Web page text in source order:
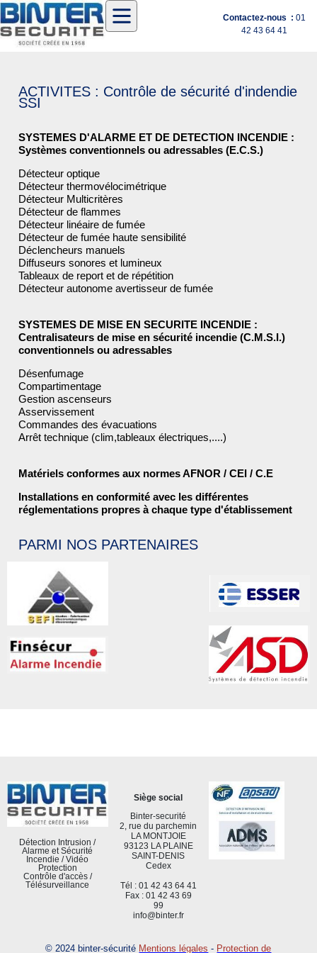
Contactez-nous : 01
42 43 64 41
ACTIVITES : Contrôle de sécurité d'indendie
SSI
SYSTEMES D'ALARME ET DE DETECTION INCENDIE :
Systèmes conventionnels ou adressables (E.C.S.)
Détecteur optique
Détecteur thermovélocimétrique
Détecteur Multicritères
Détecteur de flammes
Détecteur linéaire de fumée
Détecteur de fumée haute sensibilité
Déclencheurs manuels
Diffuseurs sonores et lumineux
Tableaux de report et de répétition
Détecteur autonome avertisseur de fumée
SYSTEMES DE MISE EN SECURITE INCENDIE :
Centralisateurs de mise en sécurité incendie (C.M.S.I.)
conventionnels ou adressables
Désenfumage
Compartimentage
Gestion ascenseurs
Asservissement
Commandes des évacuations
Arrêt technique (clim,tableaux électriques,....)
Matériels conformes aux normes AFNOR / CEI / C.E
Installations en conformité avec les différentes
réglementations propres à chaque type d'établissement
PARMI NOS PARTENAIRES
Détection Intrusion /
Alarme et Sécurité
Incendie / Vidéo
Protection
Contrôle d'accès /
Télésurveillance
Siège social
Binter-securité
2, rue du parchemin
LA MONTJOIE
93123 LA PLAINE
SAINT-DENIS
Cedex
Tél : 01 42 43 64 41
Fax : 01 42 43 69
99
info@binter.fr
© 2024 binter-sécurité Mentions légales - Protection de